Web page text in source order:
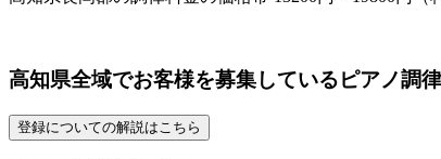
高知県全域でお客様を募集しているピアノ調
登録についての解説はこちら